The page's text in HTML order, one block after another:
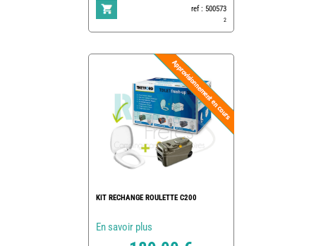
ref : 500573
2
KIT RECHANGE ROULETTE C200
En savoir plus